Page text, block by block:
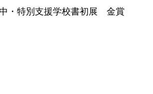
・特別支援学校書初展　金賞